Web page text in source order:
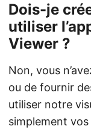
Dois-je
utiliser
Viewer ?
Non, vous
ou de fournir
utiliser notre
simplement